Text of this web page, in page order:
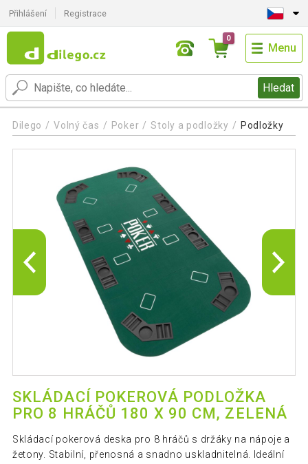
Přihlášení Registrace
Hledat
0
Menu
Dilego Volný čas Poker Stoly a podložky Podložky
SKLÁDACÍ POKEROVÁ PODLOŽKA
PRO 8 HRÁČŮ 180 X 90 CM, ZELENÁ
Skládací pokerová deska pro 8 hráčů s držáky na nápoje a
žetony. Stabilní, přenosná a snadno uskladnitelná. Ideální